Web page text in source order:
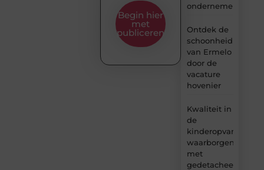
ondernemers
Ontdek de
schoonheid
van Ermelo
door de
vacature
hovenier
Kwaliteit in
de
kinderopvang
waarborgen
met
gedetacheerd
Begin hier
met
publiceren